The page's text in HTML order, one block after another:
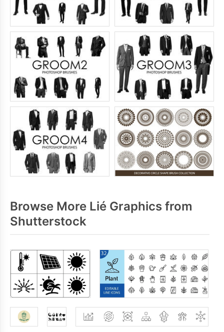
Browse More Lié Graphics from
Shutterstock